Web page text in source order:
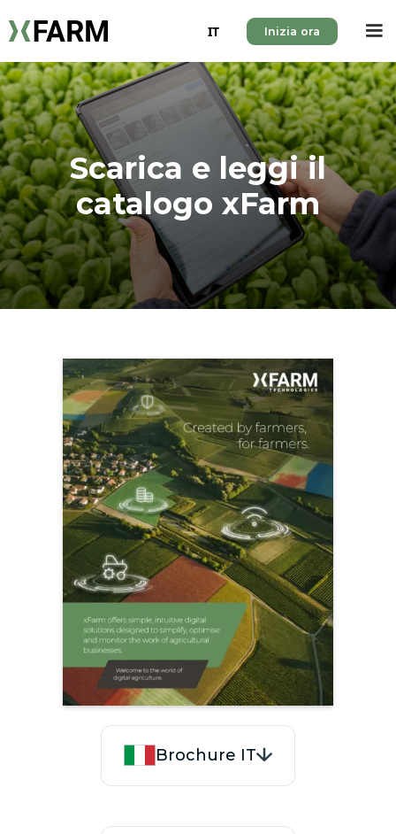
IT Inizia ora
Scarica e leggi il
catalogo xFarm
Brochure IT